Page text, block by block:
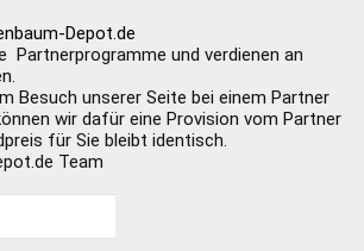
Depot.de
Partnerprogramme und verdienen an
Besuch unserer Seite bei einem Partner
wir dafür eine Provision vom Partner
für Sie bleibt identisch.
Team